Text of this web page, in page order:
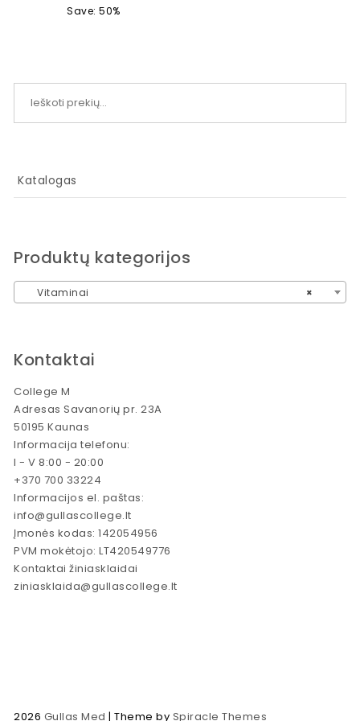
Save: 50%
Katalogas
Produktų kategorijos
×
Vitaminai
Kontaktai
College M
Adresas Savanorių pr. 23A
50195 Kaunas
Informacija telefonu:
I - V 8:00 - 20:00
+370 700 33224
Informacijos el. paštas:
info@gullascollege.lt
Įmonės kodas: 142054956
PVM mokėtojo: LT420549776
Kontaktai žiniasklaidai
ziniasklaida@gullascollege.lt
2026 Gullas Med | Theme by Spiracle Themes